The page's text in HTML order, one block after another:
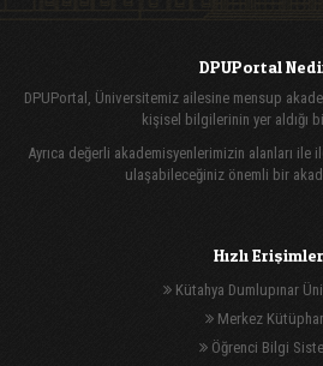
DPUPortal
DPUPortal, Üniversitemiz ailesine mensup
kişisel bilgilerinin yer aldığı
Ayrıca değerli akademisyenlerimizin alanları ile
ulaşabileceğiniz önemli bir
Hızlı Erişimler
Kütahya Dumlupınar
Merkez
Öğrenci Bilgi